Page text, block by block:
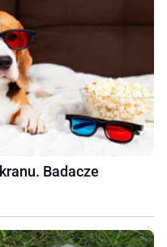
Badacze